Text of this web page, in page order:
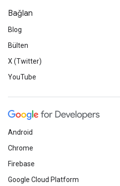
Bağlan
Blog
Bülten
X (Twitter)
YouTube
Android
Chrome
Firebase
Google Cloud Platform